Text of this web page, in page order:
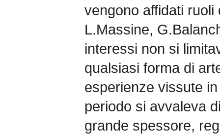
vengono affidati
L.Massine,
interessi non si
qualsiasi forma di
esperienze vissute
periodo si avvaleva
grande spessore,